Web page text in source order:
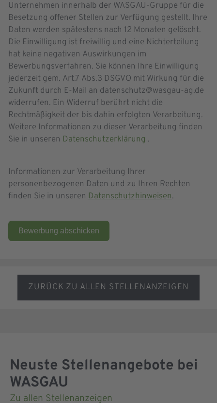
Unternehmen innerhalb der WASGAU-Gruppe für die
Besetzung offener Stellen zur Verfügung gestellt. Ihre
Daten werden spätestens nach 12 Monaten gelöscht.
Die Einwilligung ist freiwillig und eine Nichterteilung
hat keine negativen Auswirkungen im
Bewerbungsverfahren. Sie können Ihre Einwilligung
jederzeit gem. Art.7 Abs.3 DSGVO mit Wirkung für die
Zukunft durch E-Mail an datenschutz@wasgau-ag.de
widerrufen. Ein Widerruf berührt nicht die
Rechtmäßigkeit der bis dahin erfolgten Verarbeitung.
Weitere Informationen zu dieser Verarbeitung finden
Sie in unseren Datenschutzerklärung .
Informationen zur Verarbeitung Ihrer
personenbezogenen Daten und zu Ihren Rechten
finden Sie in unseren Datenschutzhinweisen.
Bewerbung abschicken
ZURÜCK ZU ALLEN STELLENANZEIGEN
Neuste Stellenangebote bei
WASGAU
Zu allen Stellenanzeigen